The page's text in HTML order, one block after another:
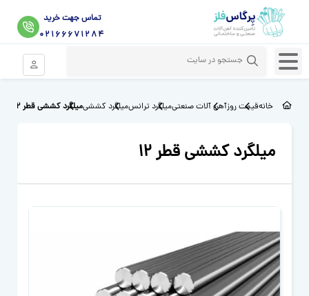
02166671284
تماس جهت خرید
ورود
خانهقیمت روزآهن آلات صنعتیمیلگرد ترانسمیلگرد کششیمیلگرد کششی قطر 12
میلگرد کششی قطر 12